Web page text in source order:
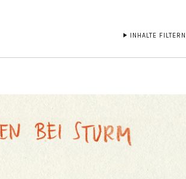
INHALTE FILTERN